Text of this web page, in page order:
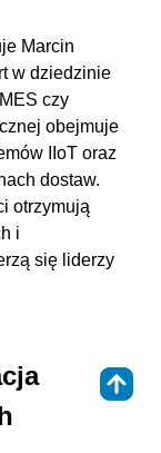
Marcin
w dziedzinie
czy
obejmuje
IIoT oraz
dostaw.
otrzymują
i
się liderzy